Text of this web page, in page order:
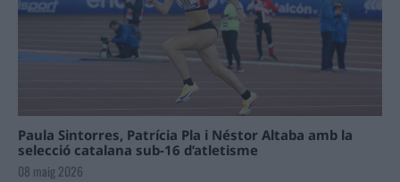
Paula Sintorres, Patrícia Pla i Néstor Altaba amb la
selecció catalana sub-16 d’atletisme
08 maig 2026